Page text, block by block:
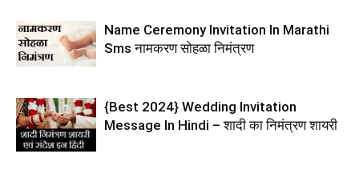
Name Ceremony Invitation In Marathi
Sms नामकरण सोहळा निमंत्रण
{Best 2024} Wedding Invitation
Message In Hindi – शादी का निमंत्रण शायरी